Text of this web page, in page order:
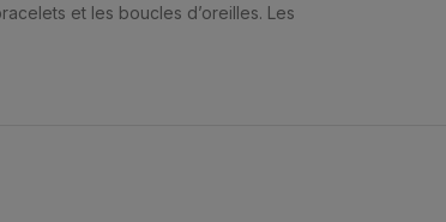
et les boucles d’oreilles. Les